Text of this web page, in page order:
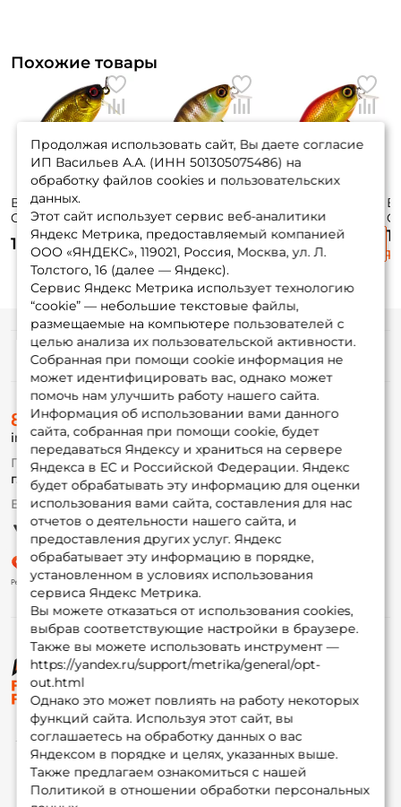
Похожие товары
Воблер Jackall
Cherry 0 Footer
48мм. 7,6гр. hl gold
& black до 0,2м.
floating
1 190 ₽
Chubby 38мм. SR
4гр. до 1м. noike
gill floating
1 190 ₽
Chubby 38мм. SR
4гр. до 1м. hl red &
gold floating
1 190 ₽ 1
1
Продолжая использовать сайт, Вы даете согласие
ИП Васильев А.А. (ИНН 501305075486) на
обработку файлов cookies и пользовательских
данных.
Этот сайт использует сервис веб-аналитики
Яндекс Метрика, предоставляемый компанией
ООО «ЯНДЕКС», 119021, Россия, Москва, ул. Л.
Толстого, 16 (далее — Яндекс).
Сервис Яндекс Метрика использует технологию
“cookie” — небольшие текстовые файлы,
размещаемые на компьютере пользователей с
целью анализа их пользовательской активности.
Собранная при помощи cookie информация не
может идентифицировать вас, однако может
помочь нам улучшить работу нашего сайта.
Информация об использовании вами данного
сайта, собранная при помощи cookie, будет
передаваться Яндексу и храниться на сервере
Яндекса в ЕС и Российской Федерации. Яндекс
будет обрабатывать эту информацию для оценки
использования вами сайта, составления для нас
отчетов о деятельности нашего сайта, и
предоставления других услуг. Яндекс
обрабатывает эту информацию в порядке,
установленном в условиях использования
сервиса Яндекс Метрика.
Вы можете отказаться от использования cookies,
выбрав соответствующие настройки в браузере.
Также вы можете использовать инструмент —
https://yandex.ru/support/metrika/general/opt-
out.html
Однако это может повлиять на работу некоторых
функций сайта. Используя этот сайт, вы
соглашаетесь на обработку данных о вас
Яндексом в порядке и целях, указанных выше.
Также предлагаем ознакомиться с нашей
Политикой в отношении обработки персональных
© ФоксФишинг, 2009-2026
Информация
О магазине
Доставка
Оплата
Fox-bonus
Гуру
Партнерская программа
8 (495) 532-77-88
info@foxfishing.ru
По вопросам с заказом
г. Москва, ул. Плеханова д.7
Ежедневно 10:00 до 20:00